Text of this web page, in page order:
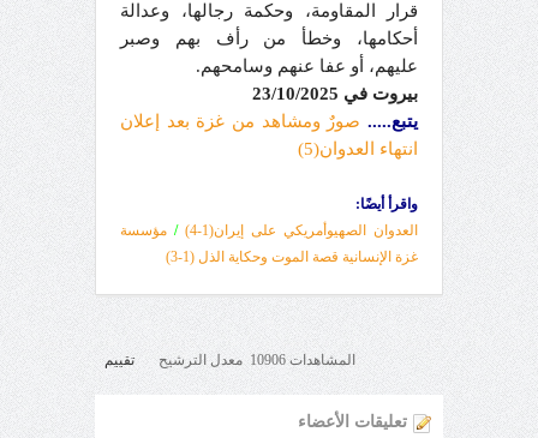
قرار المقاومة، وحكمة رجالها، وعدالة
أحكامها، وخطأ من رأف بهم وصبر
عليهم، أو عفا عنهم وسامحهم.
بيروت في 2
3/10/2025
يتبع..... صورٌ ومشاهد من غزة بعد إعلان
انتهاء العدوان(5
)
واقرأ أيضًا:
العدوان الصهيوأمريكي على إيران(1-4)
/ مؤسسة
غزة الإنسانية قصة الموت وحكاية الذل (1 -3
)
المشاهدات 10906 معدل الترشيح تقييم
تعليقات الأعضاء